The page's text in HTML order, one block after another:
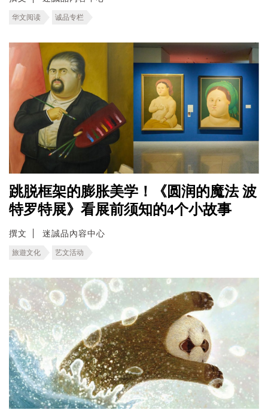
华文阅读 诚品专栏
跳脱框架的膨胀美学！《圆润的魔法 波
特罗特展》看展前须知的4个小故事
撰文 迷誠品內容中心
旅遊文化 艺文活动